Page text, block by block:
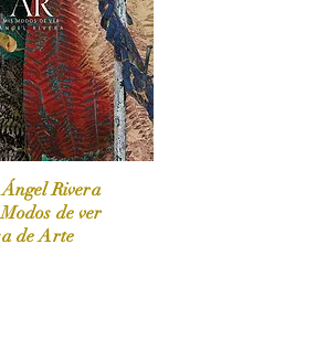
Rivera
de ver
de Arte